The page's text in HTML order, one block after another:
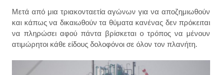
Μετά από μια τριακονταετία αγώνων για να αποζημιωθούν
και κάπως να δικαιωθούν τα θύματα κανένας δεν πρόκειται
να πληρώσει αφού πάντα βρίσκεται ο τρόπος να μένουν
ατιμώρητοι κάθε είδους δολοφόνοι σε όλον τον πλανήτη.